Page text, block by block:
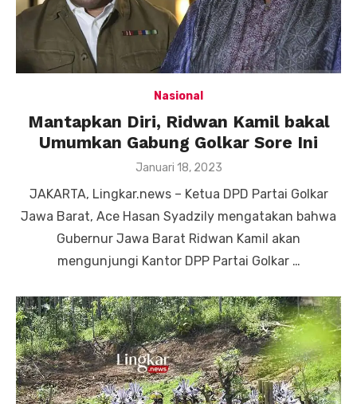
Nasional
Mantapkan Diri, Ridwan Kamil bakal
Umumkan Gabung Golkar Sore Ini
Posted
Januari 18, 2023
JAKARTA, Lingkar.news – Ketua DPD Partai Golkar
Jawa Barat, Ace Hasan Syadzily mengatakan bahwa
Gubernur Jawa Barat Ridwan Kamil akan
mengunjungi Kantor DPP Partai Golkar …